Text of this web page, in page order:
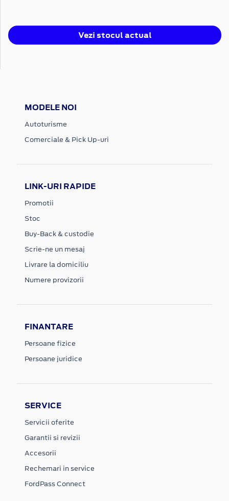
Vezi stocul actual
MODELE NOI
Autoturisme
Comerciale & Pick Up-uri
LINK-URI RAPIDE
Promotii
Stoc
Buy-Back & custodie
Scrie-ne un mesaj
Livrare la domiciliu
Numere provizorii
FINANTARE
Persoane fizice
Persoane juridice
SERVICE
Servicii oferite
Garantii si revizii
Accesorii
Rechemari in service
FordPass Connect